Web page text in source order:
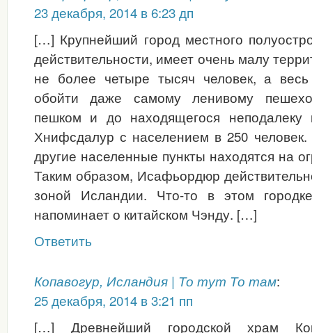
23 декабря, 2014 в 6:23 дп
[…] Крупнейший город местного
действительности, имеет очень малу
не более четыре тысяч человек, а
обойти даже самому ленивому
пешком и до находящегося неподалеку
Хнифсдалур с населением в 250
другие населенные пункты находятся на
Таким образом, Исафьордюр
зоной Исландии. Что-то в этом
напоминает о китайском Чэнду. […]
Ответить
Копавогур, Исландия | То тут То там:
25 декабря, 2014 в 3:21 пп
[…] Древнейший городской храм